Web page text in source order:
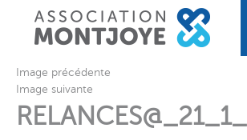
Image précédente
Image suivante